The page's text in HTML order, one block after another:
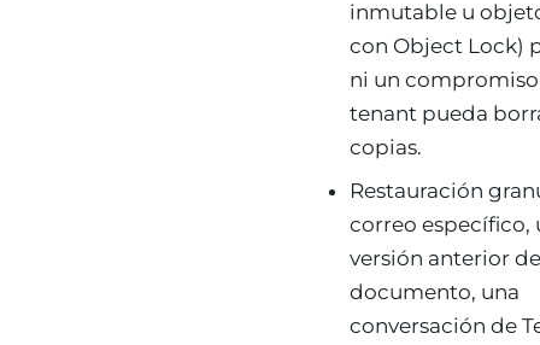
inmutable u
con Object Lock)
ni un
tenant pueda
copias.
Restauración
correo específico,
versión anterior
documento, una
conversación de